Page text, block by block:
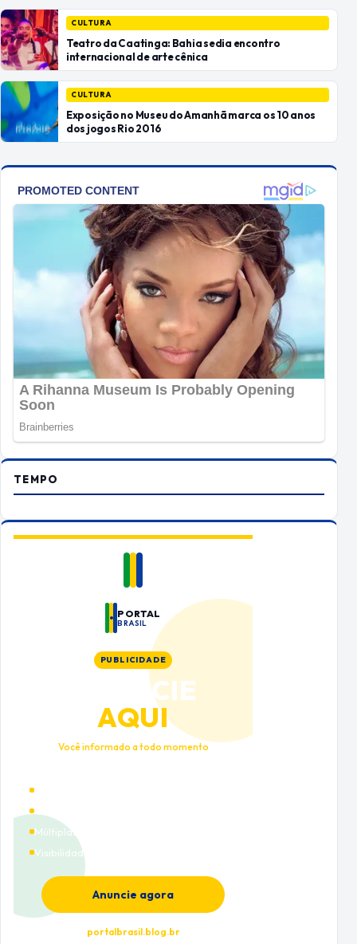
CULTURA
Teatro da Caatinga: Bahia sedia encontro
internacional de arte cênica
CULTURA
Exposição no Museu do Amanhã marca os 10 anos
dos jogos Rio 2016
TEMPO
PORTAL
BRASIL
PUBLICIDADE
ANUNCIE
AQUI
Você informado a todo momento
Múltiplas categorias
Visibilidade premium
Anuncie agora
portalbrasil.blog.br